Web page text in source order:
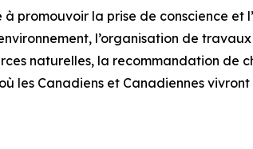
promouvoir la prise de conscience et
l’organisation de
naturelles, la recommandation de
les Canadiens et Canadiennes vivront